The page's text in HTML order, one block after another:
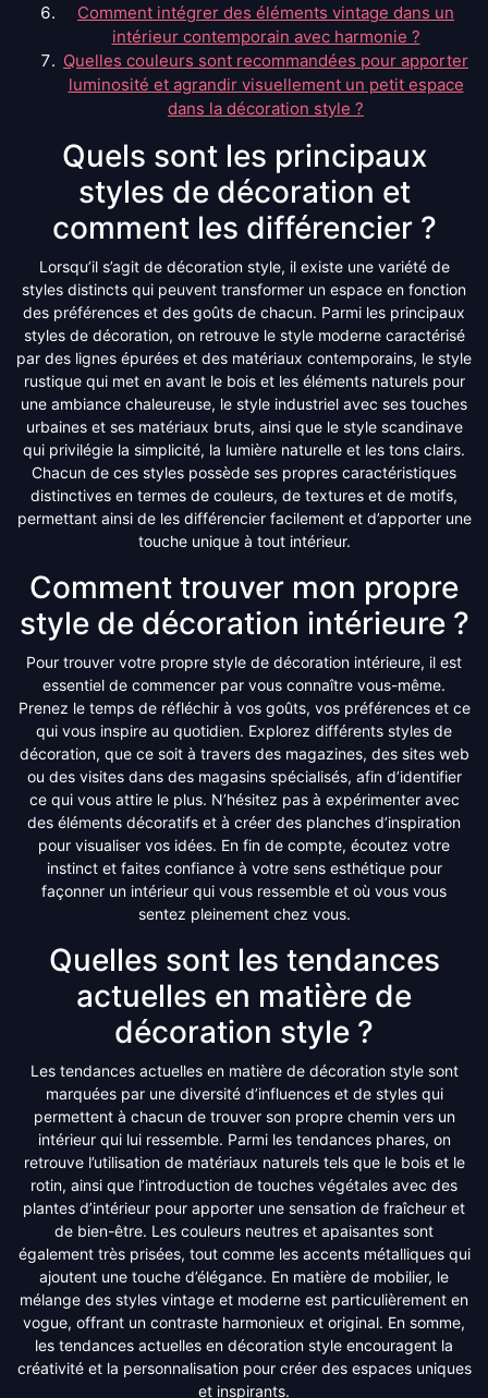
Comment intégrer des éléments vintage dans un
intérieur contemporain avec harmonie ?
Quelles couleurs sont recommandées pour apporter
luminosité et agrandir visuellement un petit espace
dans la décoration style ?
Quels sont les principaux
styles de décoration et
comment les différencier ?
Lorsqu’il s’agit de décoration style, il existe une variété de
styles distincts qui peuvent transformer un espace en fonction
des préférences et des goûts de chacun. Parmi les principaux
styles de décoration, on retrouve le style moderne caractérisé
par des lignes épurées et des matériaux contemporains, le style
rustique qui met en avant le bois et les éléments naturels pour
une ambiance chaleureuse, le style industriel avec ses touches
urbaines et ses matériaux bruts, ainsi que le style scandinave
qui privilégie la simplicité, la lumière naturelle et les tons clairs.
Chacun de ces styles possède ses propres caractéristiques
distinctives en termes de couleurs, de textures et de motifs,
permettant ainsi de les différencier facilement et d’apporter une
touche unique à tout intérieur.
Comment trouver mon propre
style de décoration intérieure ?
Pour trouver votre propre style de décoration intérieure, il est
essentiel de commencer par vous connaître vous-même.
Prenez le temps de réfléchir à vos goûts, vos préférences et ce
qui vous inspire au quotidien. Explorez différents styles de
décoration, que ce soit à travers des magazines, des sites web
ou des visites dans des magasins spécialisés, afin d’identifier
ce qui vous attire le plus. N’hésitez pas à expérimenter avec
des éléments décoratifs et à créer des planches d’inspiration
pour visualiser vos idées. En fin de compte, écoutez votre
instinct et faites confiance à votre sens esthétique pour
façonner un intérieur qui vous ressemble et où vous vous
sentez pleinement chez vous.
Quelles sont les tendances
actuelles en matière de
décoration style ?
Les tendances actuelles en matière de décoration style sont
marquées par une diversité d’influences et de styles qui
permettent à chacun de trouver son propre chemin vers un
intérieur qui lui ressemble. Parmi les tendances phares, on
retrouve l’utilisation de matériaux naturels tels que le bois et le
rotin, ainsi que l’introduction de touches végétales avec des
plantes d’intérieur pour apporter une sensation de fraîcheur et
de bien-être. Les couleurs neutres et apaisantes sont
également très prisées, tout comme les accents métalliques qui
ajoutent une touche d’élégance. En matière de mobilier, le
mélange des styles vintage et moderne est particulièrement en
vogue, offrant un contraste harmonieux et original. En somme,
les tendances actuelles en décoration style encouragent la
créativité et la personnalisation pour créer des espaces uniques
et inspirants.